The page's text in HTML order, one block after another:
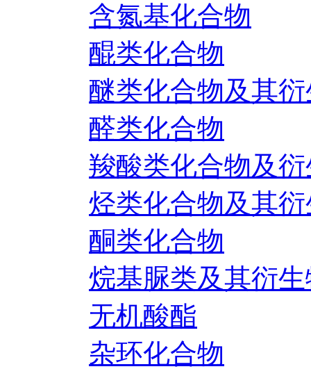
含氮基化合物
醌类化合物
醚类化合物及其
醛类化合物
羧酸类化合物及
烃类化合物及其
酮类化合物
烷基脲类及其衍
无机酸酯
杂环化合物